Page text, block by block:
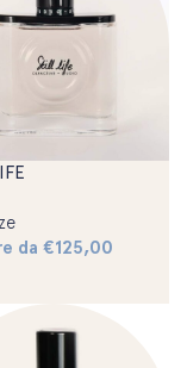
da €125,00